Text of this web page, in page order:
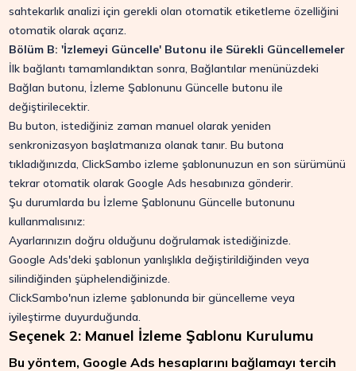
sahtekarlık analizi için gerekli olan otomatik etiketleme özelliğini
otomatik olarak açarız.
Bölüm B: 'İzlemeyi Güncelle' Butonu ile Sürekli Güncellemeler
İlk bağlantı tamamlandıktan sonra, Bağlantılar menünüzdeki
Bağlan butonu, İzleme Şablonunu Güncelle butonu ile
değiştirilecektir.
Bu buton, istediğiniz zaman manuel olarak yeniden
senkronizasyon başlatmanıza olanak tanır. Bu butona
tıkladığınızda, ClickSambo izleme şablonunuzun en son sürümünü
tekrar otomatik olarak Google Ads hesabınıza gönderir.
Şu durumlarda bu İzleme Şablonunu Güncelle butonunu
kullanmalısınız:
Ayarlarınızın doğru olduğunu doğrulamak istediğinizde.
Google Ads'deki şablonun yanlışlıkla değiştirildiğinden veya
silindiğinden şüphelendiğinizde.
ClickSambo'nun izleme şablonunda bir güncelleme veya
iyileştirme duyurduğunda.
Seçenek 2: Manuel İzleme Şablonu Kurulumu
Bu yöntem, Google Ads hesaplarını bağlamayı tercih